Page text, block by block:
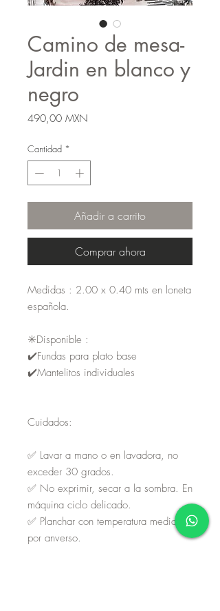
Camino de mesa-
Jardin en blanco y
negro
490,00 MXN
Cantidad *
Añadir a carrito
Comprar ahora
Medidas : 2.00 x 0.40 mts en loneta
española.
✳️Disponible :
✔️Fundas para plato base
✔️Mantelitos individuales
Cuidados:
✅ Lavar a mano o en lavadora, no
exceder 30 grados.
✅ No exprimir, secar a la sombra. En
máquina ciclo delicado.
✅ Planchar con temperatura media
por anverso.